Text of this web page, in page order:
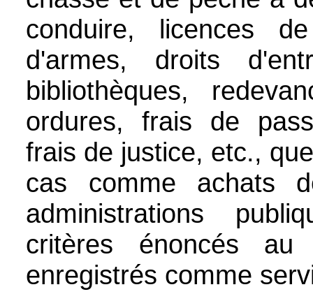
conduire, licences
d'armes, droits
bibliothèques,
ordures, frais de
frais de justice, etc.,
cas comme achats
administrations
critères énoncés
enregistrés comme